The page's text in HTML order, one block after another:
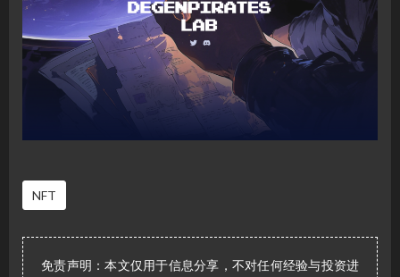
NFT
免责声明：本文仅用于信息分享，不对任何经验与投资进